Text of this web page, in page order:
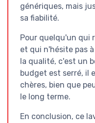
génériques, mais
sa fiabilité.
Pour quelqu'un qui
et qui n'hésite pas
la qualité, c'est un
budget est serré, il
chères, bien que
le long terme.
En conclusion, ce